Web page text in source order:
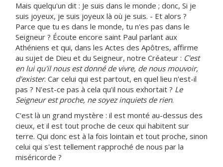
Mais quelqu'un dit : Je suis dans le monde ; donc, Si je
suis joyeux, je suis joyeux là où je suis. - Et alors ?
Parce que tu es dans le monde, tu n'es pas dans le
Seigneur ? Écoute encore saint Paul parlant aux
Athéniens et qui, dans les Actes des Apôtres, affirme
au sujet de Dieu et du Seigneur, notre Créateur : C'est
en lui qu'il nous est donné de vivre, de nous mouvoir,
d'exister. Car celui qui est partout, en quel lieu n'est-il
pas ? N'est-ce pas à cela qu'il nous exhortait ? Le
Seigneur est proche, ne soyez inquiets de rien.
C'est là un grand mystère : il est monté au-dessus des
cieux, et il est tout proche de ceux qui habitent sur
terre. Qui donc est à la fois lointain et tout proche, sinon
celui qui s'est tellement rapproché de nous par la
miséricorde ?